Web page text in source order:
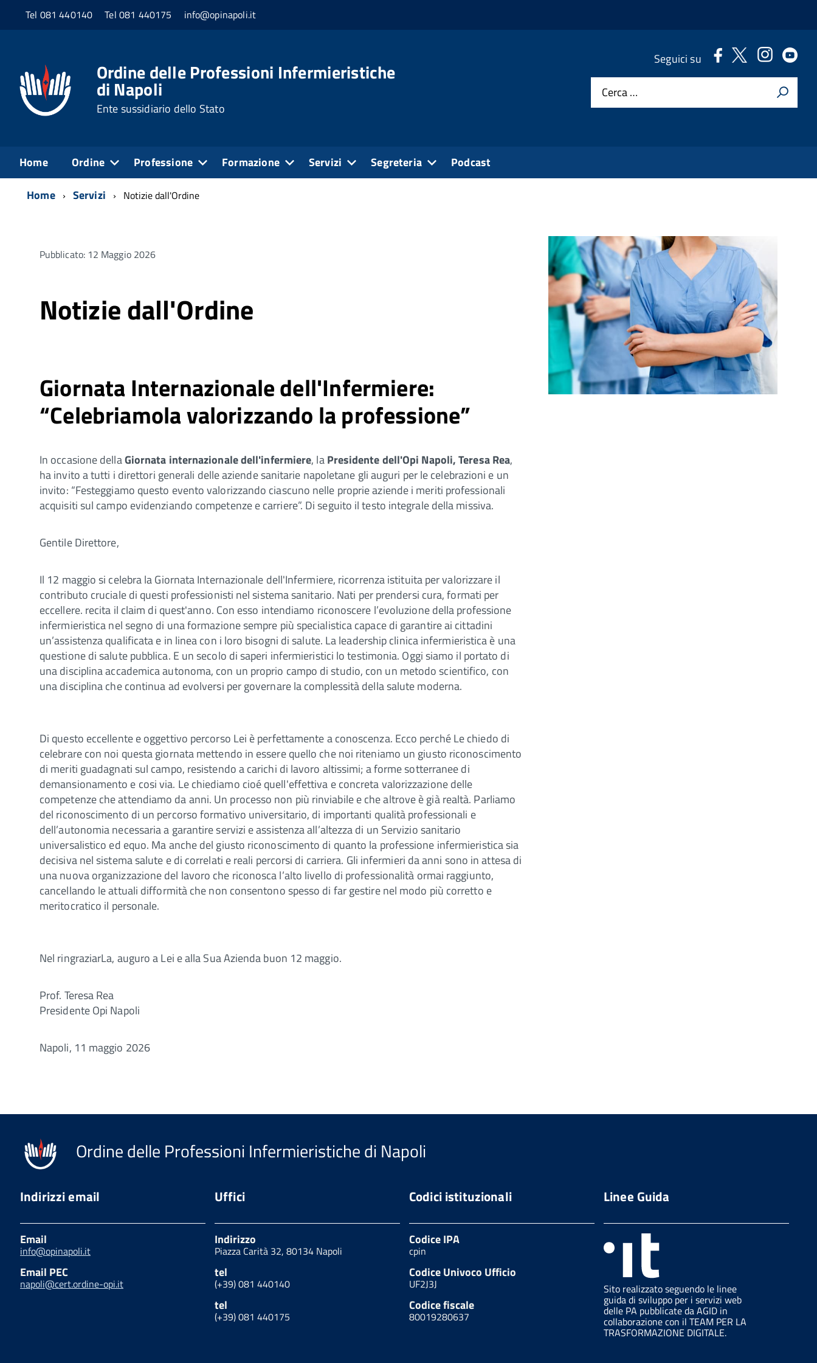
Tel 081 440140 Tel 081 440175 info@opinapoli.it
Ordine delle Professioni Infermieristiche
di Napoli
Ente sussidiario dello Stato
Seguici su . . .
Cerca …
Home Ordine Professione Formazione Servizi Segreteria
Podcast
Home
Servizi Notizie dall'Ordine
Pubblicato: 12 Maggio 2026
Notizie dall'Ordine
Giornata Internazionale dell'Infermiere:
“Celebriamola valorizzando la professione”
In occasione dellaGiornata internazionale dell'infermiere, laPresidente dell'Opi Napoli, Teresa Rea,
ha invito a tutti i direttori generali delle aziende sanitarie napoletane gli auguri per le celebrazioni e un
invito: “Festeggiamo questo evento valorizzando ciascuno nelle proprie aziende i meriti professionali
acquisiti sul campo evidenziando competenze e carriere”. Di seguito il testo integrale della missiva.
Gentile Direttore,
Il 12 maggio si celebra la Giornata Internazionale dell'Infermiere, ricorrenza istituita per valorizzare il
contributo cruciale di questi professionisti nel sistema sanitario. Nati per prendersi cura, formati per
eccellere. recita il claim di quest'anno. Con esso intendiamo riconoscere l’evoluzione della professione
infermieristica nel segno di una formazione sempre più specialistica capace di garantire ai cittadini
un’assistenza qualificata e in linea con i loro bisogni di salute. La leadership clinica infermieristica è una
questione di salute pubblica. E un secolo di saperi infermieristici lo testimonia. Oggi siamo il portato di
una disciplina accademica autonoma, con un proprio campo di studio, con un metodo scientifico, con
una disciplina che continua ad evolversi per governare la complessità della salute moderna.
Di questo eccellente e oggettivo percorso Lei è perfettamente a conoscenza. Ecco perché Le chiedo di
celebrare con noi questa giornata mettendo in essere quello che noi riteniamo un giusto riconoscimento
di meriti guadagnati sul campo, resistendo a carichi di lavoro altissimi; a forme sotterranee di
demansionamento e cosi via. Le chiediamo cioé quell'effettiva e concreta valorizzazione delle
competenze che attendiamo da anni. Un processo non più rinviabile e che altrove è già realtà. Parliamo
del riconoscimento di un percorso formativo universitario, di importanti qualità professionali e
dell’autonomia necessaria a garantire servizi e assistenza all’altezza di un Servizio sanitario
universalistico ed equo. Ma anche del giusto riconoscimento di quanto la professione infermieristica sia
decisiva nel sistema salute e di correlati e reali percorsi di carriera. Gli infermieri da anni sono in attesa di
una nuova organizzazione del lavoro che riconosca l’alto livello di professionalità ormai raggiunto,
cancellando le attuali difformità che non consentono spesso di far gestire nel modo più corretto e
meritocratico il personale.
Nel ringraziarLa, auguro a Lei e alla Sua Azienda buon 12 maggio.
Prof. Teresa Rea
Presidente Opi Napoli
Napoli, 11 maggio 2026
Ordine delle Professioni Infermieristiche di Napoli
Indirizzi email
Email
info@opinapoli.it
Email PEC
napoli@cert.ordine-opi.it
Uffici
Indirizzo
Piazza Carità 32, 80134 Napoli
tel
(+39) 081 440140
tel
(+39) 081 440175
Codici istituzionali
Codice IPA
cpin
Codice Univoco Ufficio
UF2J3J
Codice fiscale
80019280637
Linee Guida
Sito realizzato seguendo le linee
guida di sviluppo per i servizi web
delle PA pubblicate da AGID in
collaborazione con il TEAM PER LA
TRASFORMAZIONE DIGITALE.